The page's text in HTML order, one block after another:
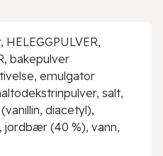
HELEGGPULVER,
bakepulver
emulgator
salt,
diacetyl),
(40 %), vann,